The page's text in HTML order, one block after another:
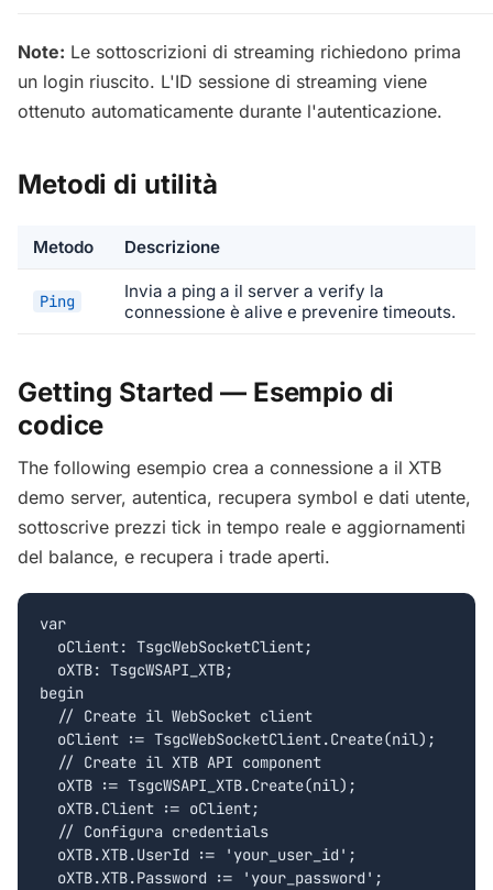
Note: Le sottoscrizioni di streaming richiedono prima
un login riuscito. L'ID sessione di streaming viene
ottenuto automaticamente durante l'autenticazione.
Metodi di utilità
Metodo Descrizione
Ping
Invia a ping a il server a verify la
connessione è alive e prevenire timeouts.
Getting Started — Esempio di
codice
The following esempio crea a connessione a il XTB
demo server, autentica, recupera symbol e dati utente,
sottoscrive prezzi tick in tempo reale e aggiornamenti
del balance, e recupera i trade aperti.
var
  oClient: TsgcWebSocketClient;
  oXTB: TsgcWSAPI_XTB;
begin
  // Create il WebSocket client
  oClient := TsgcWebSocketClient.Create(nil);
  // Create il XTB API component
  oXTB := TsgcWSAPI_XTB.Create(nil);
  oXTB.Client := oClient;
  // Configura credentials
  oXTB.XTB.UserId := 'your_user_id';
  oXTB.XTB.Password := 'your_password';